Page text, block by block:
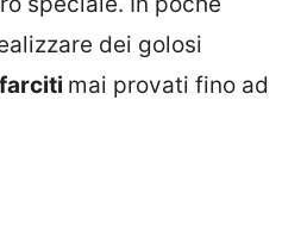
dei golosi
mai provati fino ad